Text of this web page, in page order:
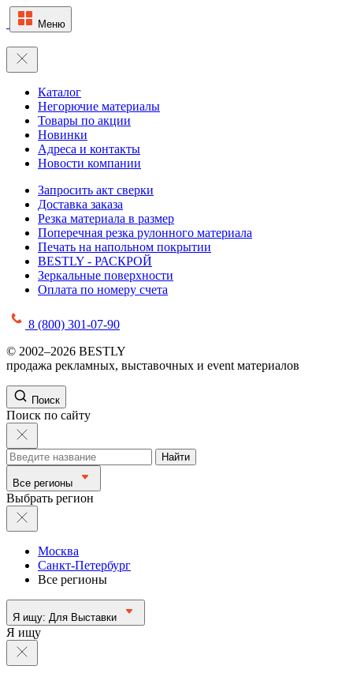
Меню
Каталог
Негорючие материалы
Товары по акции
Новинки
Адреса и контакты
Новости компании
Запросить акт сверки
Доставка заказа
Резка материала в размер
Поперечная резка рулонного материала
Печать на напольном покрытии
BESTLY - РАСКРОЙ
Зеркальные поверхности
Оплата по номеру счета
8 (800) 301-07-90
© 2002–2026 BESTLY
продажа рекламных, выставочных и event материалов
Поиск
Поиск по сайту
Найти
Все регионы
Выбрать регион
Москва
Санкт-Петербург
Все регионы
Я ищу: Для Выставки
Я ищу